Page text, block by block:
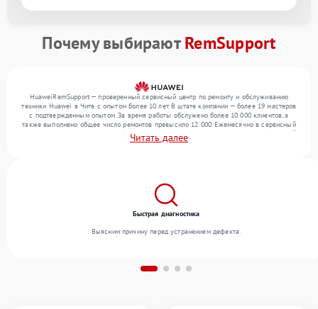
Почему выбираютRemSupport
HuaweiRemSupport — проверенный сервисный центр по ремонту и обслуживанию
техники Huawei в Чите с опытом более 10 лет. В штате компании — более 19 мастеров
с подтвержденным опытом. За время работы обслужено более 10 000 клиентов, а
также выполнено общее число ремонтов превысило 12 000. Ежемесячно в сервисный
центр поступает свыше 300 единиц техники, включая , , . Мы беремся за задачи любой
сложности и гарантируем высокое качество обслуживания благодаря квалификации
Читать далее
Быстрая диагностика
Выясним причину перед устранением дефекта.